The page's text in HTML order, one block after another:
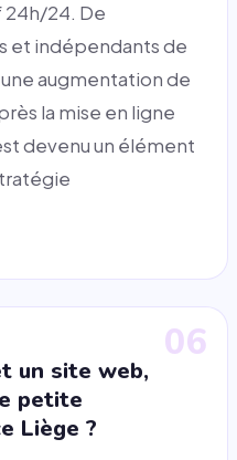
24. De
et indépendants de
augmentation de
la mise en ligne
devenu un élément
06
un site web,
petite
Liège ?